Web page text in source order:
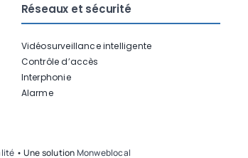
Réseaux et sécurité
Vidéosurveillance intelligente
Contrôle d’accès
Interphonie
Alarme
• Une solutionMonweblocal